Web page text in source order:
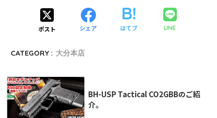
ポスト シェア はてブ LINE
CATEGORY : 大分本店
BH-USP Tactical CO2GBBのご紹
介。